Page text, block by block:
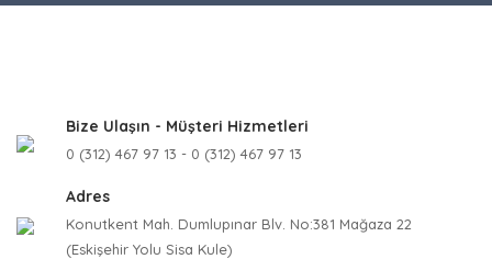
Bize Ulaşın - Müşteri Hizmetleri
0 (312) 467 97 13 - 0 (312) 467 97 13
Adres
Konutkent Mah. Dumlupınar Blv. No:381 Mağaza 22
(Eskişehir Yolu Sisa Kule)